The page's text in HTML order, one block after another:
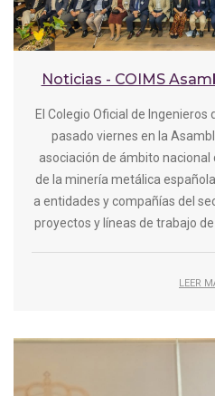
Noticias - COIMS
El Colegio Oficial de Ingenieros
pasado viernes en la
asociación de ámbito
de la minería metálica
a entidades y compañías del
proyectos y líneas de trabajo
LEER